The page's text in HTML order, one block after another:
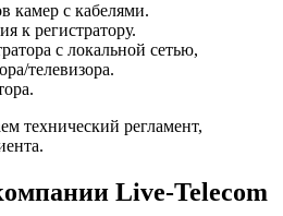
камер с кабелями.
к регистратору.
с локальной сетью,
телевизора.
технический регламент,
Live-Telecom